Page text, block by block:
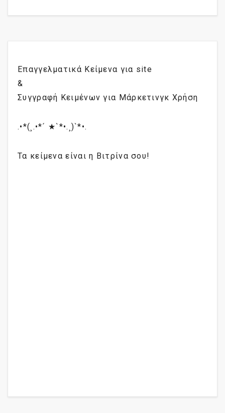
Επαγγελματικά Κείμενα για site
&
Συγγραφή Κειμένων για Μάρκετινγκ Χρήση
.•*(¸.•*´ ★`*•.¸)`*•.
Τα κείμενα είναι η Βιτρίνα σου!